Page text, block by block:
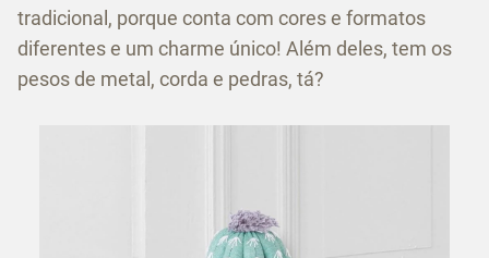
tradicional, porque conta com cores e formatos
diferentes e um charme único! Além deles, tem os
pesos de metal, corda e pedras, tá?